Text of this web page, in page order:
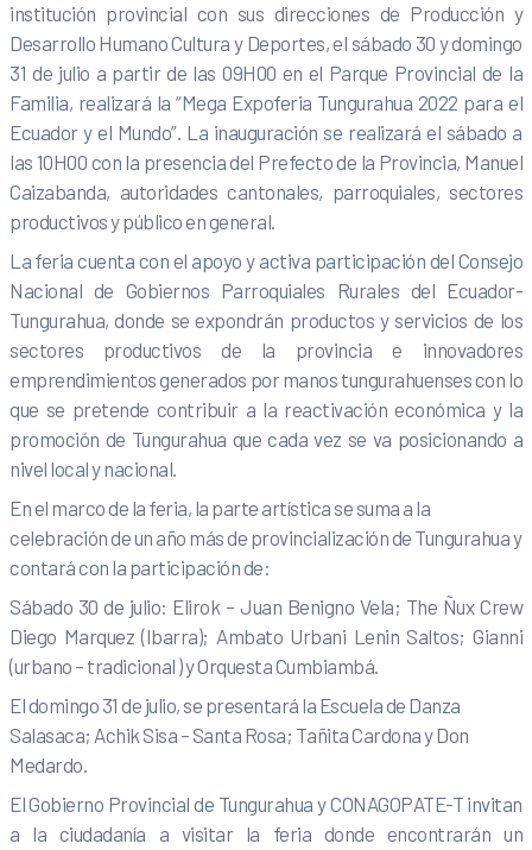
institución provincial con sus direcciones de Producción y
Desarrollo Humano Cultura y Deportes, el sábado 30 y domingo
31 de julio a partir de las 09H00 en el Parque Provincial de la
Familia, realizará la “Mega Expoferia Tungurahua 2022 para el
Ecuador y el Mundo”. La inauguración se realizará el sábado a
las 10H00 con la presencia del Prefecto de la Provincia, Manuel
Caizabanda, autoridades cantonales, parroquiales, sectores
productivos y público en general.
La feria cuenta con el apoyo y activa participación del Consejo
Nacional de Gobiernos Parroquiales Rurales del Ecuador-
Tungurahua, donde se expondrán productos y servicios de los
sectores productivos de la provincia e innovadores
emprendimientos generados por manos tungurahuenses con lo
que se pretende contribuir a la reactivación económica y la
promoción de Tungurahua que cada vez se va posicionando a
nivel local y nacional.
En el marco de la feria, la parte artística se suma a la
celebración de un año más de provincialización de Tungurahua y
contará con la participación de:
Sábado 30 de julio: Elirok – Juan Benigno Vela; The Ñux Crew
Diego Marquez (Ibarra); Ambato Urbani Lenin Saltos; Gianni
(urbano – tradicional ) y Orquesta Cumbiambá.
El domingo 31 de julio, se presentará la Escuela de Danza
Salasaca; Achik Sisa – Santa Rosa; Tañita Cardona y Don
Medardo.
El Gobierno Provincial de Tungurahua y CONAGOPATE-T invitan
a la ciudadanía a visitar la feria donde encontrarán un